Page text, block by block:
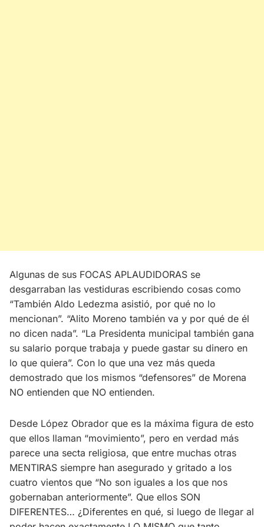
Algunas de sus FOCAS APLAUDIDORAS se
desgarraban las vestiduras escribiendo cosas como
“También Aldo Ledezma asistió, por qué no lo
mencionan”. “Alito Moreno también va y por qué de él
no dicen nada”. “La Presidenta municipal también gana
su salario porque trabaja y puede gastar su dinero en
lo que quiera”. Con lo que una vez más queda
demostrado que los mismos “defensores” de Morena
NO entienden que NO entienden.
Desde López Obrador que es la máxima figura de esto
que ellos llaman “movimiento”, pero en verdad más
parece una secta religiosa, que entre muchas otras
MENTIRAS siempre han asegurado y gritado a los
cuatro vientos que “No son iguales a los que nos
gobernaban anteriormente”. Que ellos SON
DIFERENTES… ¿Diferentes en qué, si luego de llegar al